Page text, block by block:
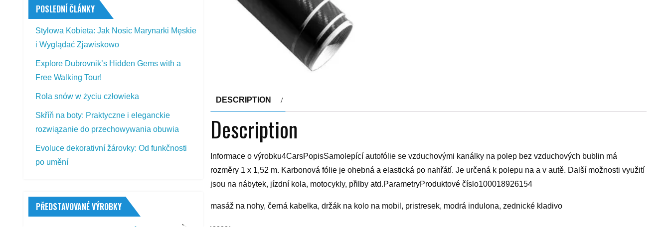
DESCRIPTION
Description
Informace o výrobku4CarsPopisSamolepící autofólie se vzduchovými kanálky na polep bez vzduchových bublin má
rozměry 1 x 1,52 m. Karbonová fólie je ohebná a elastická po nahřátí. Je určená k polepu na a v autě. Další možnosti využití
jsou na nábytek, jízdní kola, motocykly, přilby atd.ParametryProduktové číslo100018926154
masáž na nohy, černá kabelka, držák na kolo na mobil, pristresek, modrá indulona, zednické kladivo
yyyyy
POSLEDNÍ ČLÁNKY
Stylowa Kobieta: Jak Nosic Marynarki Męskie
i Wyglądać Zjawiskowo
Explore Dubrovnik’s Hidden Gems with a
Free Walking Tour!
Rola snów w życiu człowieka
Skříň na boty: Praktyczne i eleganckie
rozwiązanie do przechowywania obuwia
Evoluce dekorativní žárovky: Od funkčnosti
po umění
PŘEDSTAVOVANÉ VÝROBKY